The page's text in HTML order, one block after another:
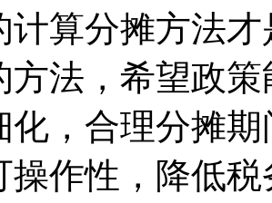
计算分摊方法
方法，希望政
化，合理分摊
操作性，降低